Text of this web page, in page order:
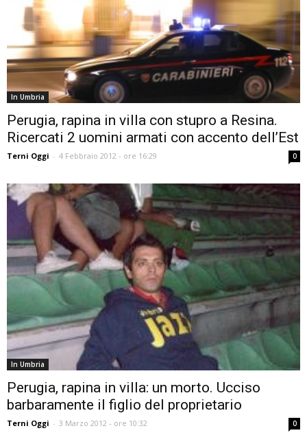
In Umbria
Perugia, rapina in villa con stupro a Resina.
Ricercati 2 uomini armati con accento dell’Est
Terni Oggi - 4 Febbraio 2012 - ore 16:29 0
In Umbria
Perugia, rapina in villa: un morto. Ucciso
barbaramente il figlio del proprietario
Terni Oggi - 3 Marzo 2012 - ore 10:32 0